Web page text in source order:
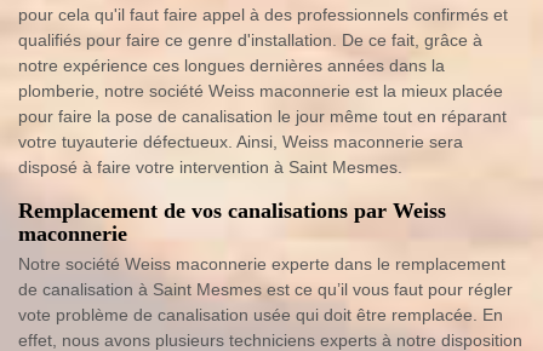
pour cela qu'il faut faire appel à des professionnels confirmés et
qualifiés pour faire ce genre d'installation. De ce fait, grâce à
notre expérience ces longues dernières années dans la
plomberie, notre société Weiss maconnerie est la mieux placée
pour faire la pose de canalisation le jour même tout en réparant
votre tuyauterie défectueux. Ainsi, Weiss maconnerie sera
disposé à faire votre intervention à Saint Mesmes.
Remplacement de vos canalisations par Weiss
maconnerie
Notre société Weiss maconnerie experte dans le remplacement
de canalisation à Saint Mesmes est ce qu’il vous faut pour régler
vote problème de canalisation usée qui doit être remplacée. En
effet, nous avons plusieurs techniciens experts à notre disposition